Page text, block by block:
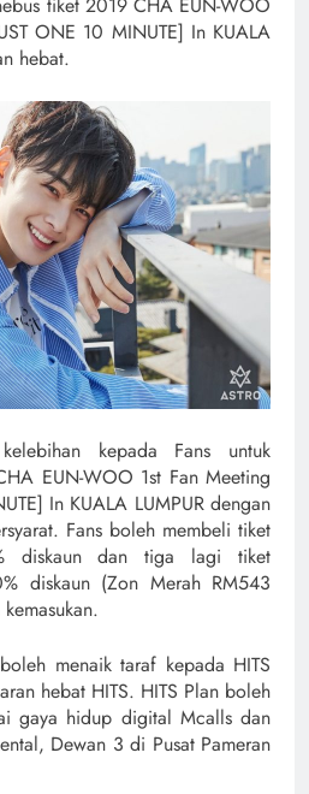
tiket 2019 CHA EUN-WOO
ONE 10 MINUTE] In KUALA
hebat.
kepada Fans untuk
EUN-WOO 1st Fan Meeting
In KUALA LUMPUR dengan
Fans boleh membeli tiket
diskaun dan tiga lagi tiket
diskaun (Zon Merah RM543
menaik taraf kepada HITS
hebat HITS. HITS Plan boleh
gaya hidup digital Mcalls dan
Dewan 3 di Pusat Pameran